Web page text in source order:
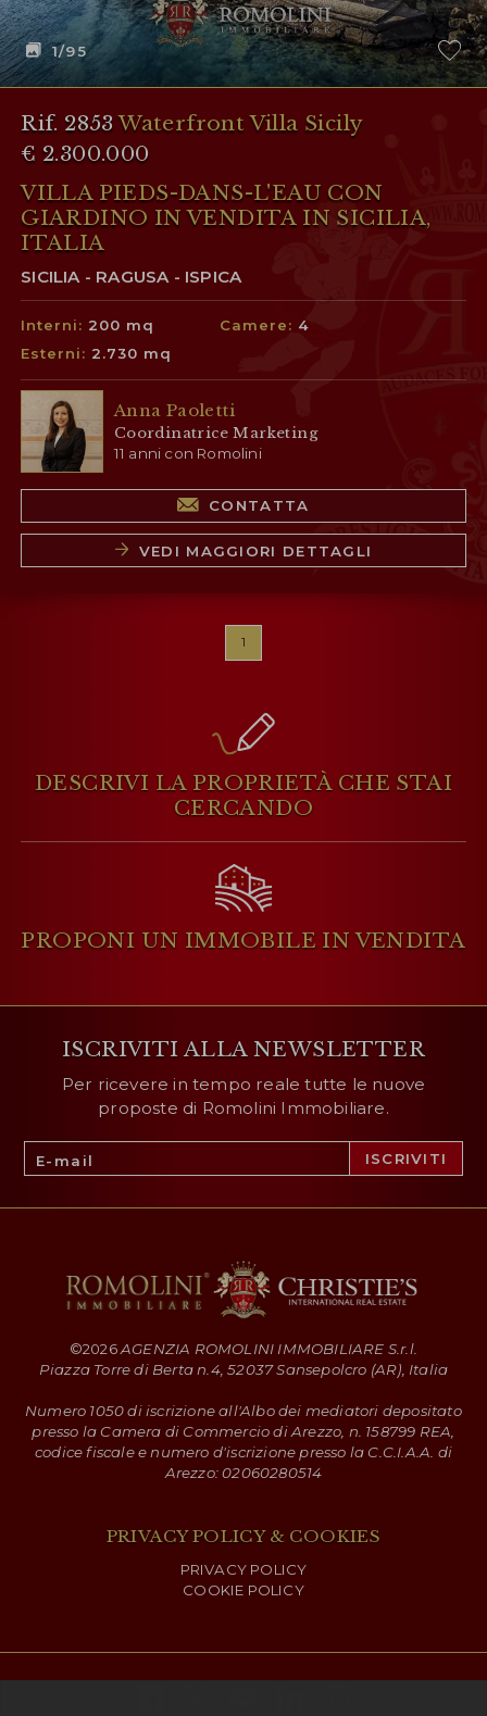
1/95
Rif. 2853Waterfront Villa Sicily
€ 2.300.000
VILLA PIEDS-DANS-L'EAU CON
GIARDINO IN VENDITA IN SICILIA,
ITALIA
SICILIA - RAGUSA - ISPICA
Interni: 200 mq Camere: 4
Esterni: 2.730 mq
Anna Paoletti
Coordinatrice Marketing
11 anni con Romolini
CONTATTA
VEDI MAGGIORI DETTAGLI
1
DESCRIVI LA PROPRIETÀCHE STAI
CERCANDO
PROPONI UN IMMOBILE IN VENDITA
ISCRIVITI ALLA NEWSLETTER
Per ricevere in tempo reale tutte le nuove
proposte di Romolini Immobiliare.
©2026AGENZIA ROMOLINI IMMOBILIARE S.r.l.
Piazza Torre di Berta n.4, 52037 Sansepolcro (AR), Italia
Numero 1050 di iscrizione all'Albo dei mediatori depositato
presso la Camera di Commercio di Arezzo, n. 158799 REA,
codice fiscale e numero d'iscrizione presso la C.C.I.A.A. di
Arezzo: 02060280514
PRIVACY POLICY & COOKIES
PRIVACY POLICY
COOKIE POLICY